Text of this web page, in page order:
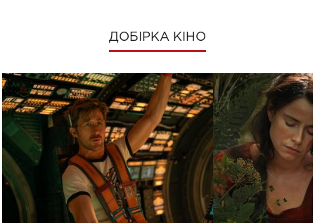
ДОБІРКА КІНО